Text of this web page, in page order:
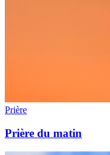
Prière
Prière du matin